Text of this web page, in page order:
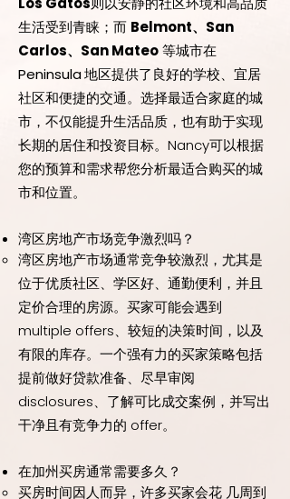
生活受到青睐；而 Belmont、San
Carlos、San Mateo等城市在
Peninsula地区提供了良好的学校、宜居
社区和便捷的交通。选择最适合家庭的城
市，不仅能提升生活品质，也有助于实现
长期的居住和投资目标。Nancy可以根据
您的预算和需求帮您分析最适合购买的城
市和位置。
湾区房地产市场竞争激烈吗？
湾区房地产市场通常竞争较激烈，尤其是
位于优质社区、学区好、通勤便利，并且
定价合理的房源。买家可能会遇到
multiple offers、较短的决策时间，以及
有限的库存。一个强有力的买家策略包括
提前做好贷款准备、尽早审阅
disclosures、了解可比成交案例，并写出
干净且有竞争力的 offer。
在加州买房通常需要多久？
买房时间因人而异，许多买家会花 几周到